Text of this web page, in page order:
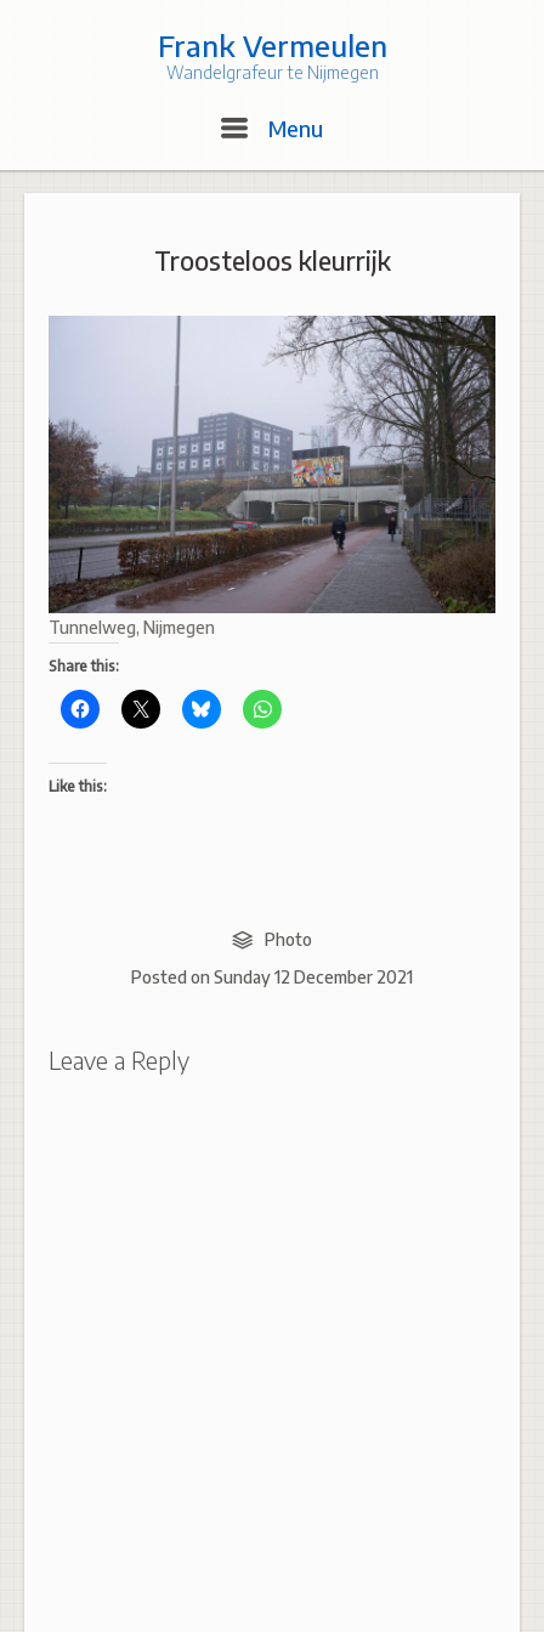
Frank Vermeulen
Wandelgrafeur te Nijmegen
Menu
Troosteloos kleurrijk
Tunnelweg, Nijmegen
Share this:
Like this:
Photo
Posted on Sunday 12 December 2021
Leave a Reply